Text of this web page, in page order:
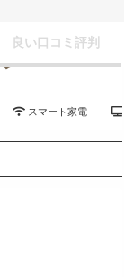
スマート家電
良い口コミ評判